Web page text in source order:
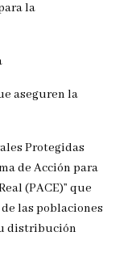
la
aseguren la
Protegidas
de Acción para
(PACE)” que
las poblaciones
distribución